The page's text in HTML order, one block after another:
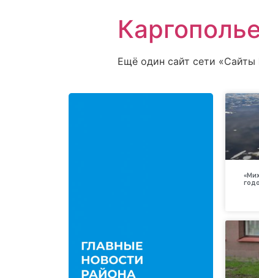
Ещё один сайт сети «Сайты